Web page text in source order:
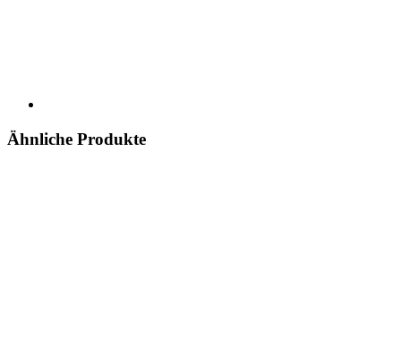
Ähnliche Produkte